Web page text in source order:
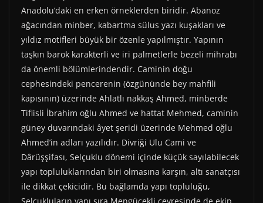
Anadolu’daki en erken örneklerden biridir. Abanoz
ağacından minber, kabartma sülus yazı kuşakları ve
yıldız motifleri büyük bir özenle yapılmıştır. Yapının
taşkın barok karakterli ve iri palmetlerle bezeli mihrabı
da önemli bölümlerindendir. Caminin doğu
cephesindeki pencerenin (özgününde bey mahfili
kapısının) üzerinde Ahlatlı nakkaş Ahmed, minberde
Tiflisli İbrahim oğlu Ahmed ve hattat Mehmed, caminin
güney duvarındaki âyet şeridi üzerinde Mehmed oğlu
Ahmed’in adları yazılıdır. Divriği Ulu Cami ve
Dârüşşifası, Selçuklu dönemi içinde küçük sayılabilecek
yapı topluluklarından biri olmasına karşın, altı sanatçısı
ile dikkat çekicidir. Bu bağlamda yapı topluluğu,